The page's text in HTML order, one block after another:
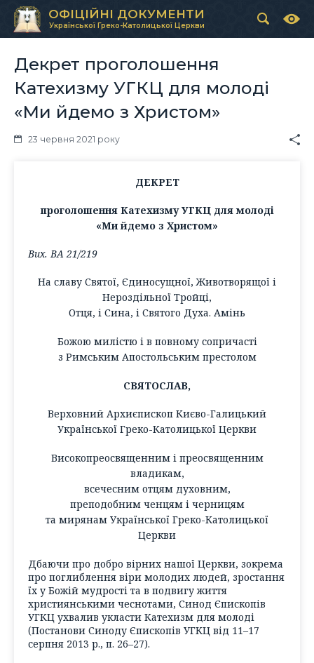
ОФІЦІЙНІ ДОКУМЕНТИ
Української Греко-Католицької Церкви
Декрет проголошення
Катехизму УГКЦ для молоді
«Ми йдемо з Христом»
23 червня 2021 року
ДЕКРЕТ
проголошення Катехизму УГКЦ для молоді
«Ми йдемо з Христом»
Вих. ВА 21/219
На славу Святої, Єдиносущної, Животворящої і
Нероздільної Тройці,
Отця, і Сина, і Святого Духа. Амінь
Божою милістю і в повному сопричасті
з Римським Апостольським престолом
СВЯТОСЛАВ,
Верховний Архиєпископ Києво-Галицький
Української Греко-Католицької Церкви
Високопреосвященним і преосвященним
владикам,
всечесним отцям духовним,
преподобним ченцям і черницям
та мирянам Української Греко-Католицької
Церкви
Дбаючи про добро вірних нашої Церкви, зокрема
про поглиблення віри молодих людей, зростання
їх у Божій мудрості та в подвигу життя
християнськими чеснотами, Синод Єпископів
УГКЦ ухвалив укласти Катехизм для молоді
(Постанови Синоду Єпископів УГКЦ від 11–17
серпня 2013 р., п. 26–27).